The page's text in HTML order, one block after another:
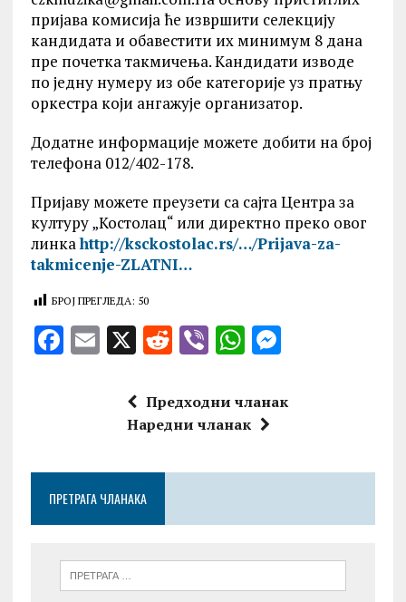
пријава комисија ће извршити селекцију
кандидата и обавестити их минимум 8 дана
пре почетка такмичења. Кандидати изводе
по једну нумеру из обе категорије уз пратњу
оркестра који ангажује организатор.
Додатне информације можете добити на број
телефона 012/402-178.
Пријаву можете преузети са сајта Центра за
културу „Костолац“ или директно преко овог
линкаhttp://ksckostolac.rs/…/Prijava-za-
takmicenje-ZLATNI…
БРОЈ ПРЕГЛЕДА: 50
F
o
k
E X R
d
di
V
er
W
at
s
p
M
se
er
Предходни чланак
Наредни чланак
ПРЕТРАГА ЧЛАНАКА